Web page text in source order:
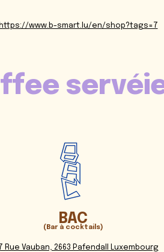
www.b-smart.lu/en/shop?tags=7
BAC
(Bar à cocktails)
7 Rue Vauban, 2663 Pafendall Luxembourg